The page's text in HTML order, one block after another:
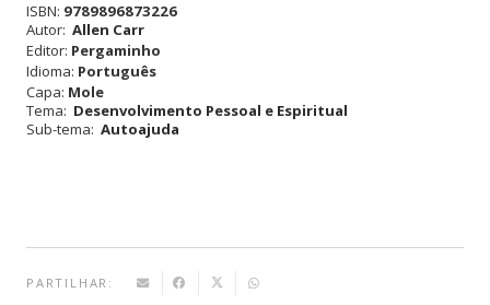
O
Método
Fácil
para
ISBN: 9789896873226
Autor: Allen Carr
Editor: Pergaminho
Idioma: Português
Capa: Mole
Tema: Desenvolvimento Pessoal e Espiritual
Sub-tema: Autoajuda
PARTILHAR: